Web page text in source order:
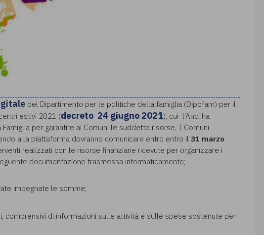
del Dipartimento per le politiche della famiglia (Dipofam) per il
estivi 2021 (decreto 24 giugno 2021), cui l’Anci ha
per garantire ai Comuni le suddette risorse. I Comuni
alla piattaforma dovranno comunicare entro entro il 31 marzo
realizzati con le risorse finanziarie ricevute per organizzare i
documentazione trasmessa informaticamente;
impegnate le somme;
comprensivi di informazioni sulle attività e sulle spese sostenute per